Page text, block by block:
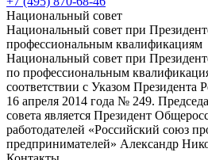
Национальный совет
Национальный совет при
профессиональным квалификациям
Национальный совет при
по профессиональным
соответствии с Указом Президента
16 апреля 2014 года № 249.
совета является Президент
работодателей «Российский союз
предпринимателей» Александр